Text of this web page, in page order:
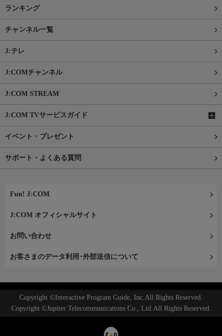
ランキング
チャンネル一覧
J:テレ
J:COMチャンネル
J:COM STREAM
J:COM TVサービスガイド
イベント・プレゼント
サポート・よくある質問
Fun! J:COM
J:COM オフィシャルサイト
お問い合わせ
お客さまのデータ利用･外部送信について
Copyright ©Interactive Program Guide, Inc.All Rights Reserved.
Copyright ©Jupiter Telecommunications Co., Ltd.All Rights Reserved.